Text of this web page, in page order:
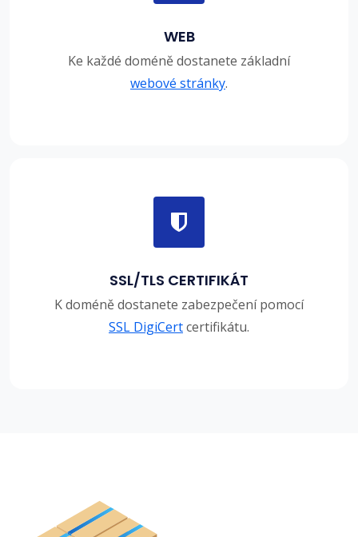
WEB
Ke každé doméně dostanete základní
webové stránky.
SSL/TLS CERTIFIKÁT
K doméně dostanete zabezpečení pomocí
SSL DigiCertcertifikátu.